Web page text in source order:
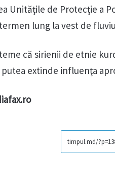
Unităţile de Protecţie a
lung la vest de
că sirienii de etnie
putea extinde influenţa